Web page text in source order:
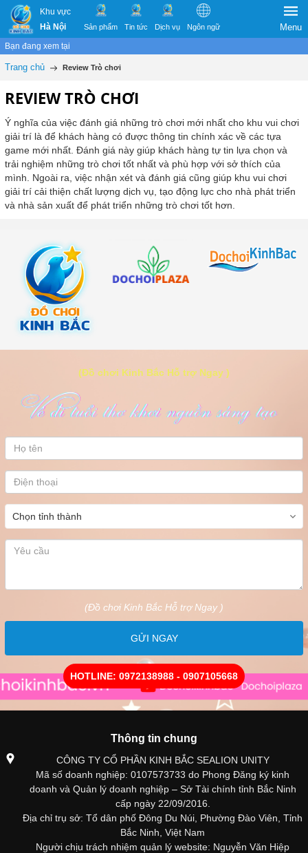
Khu vực
Hà Nội
Sản phẩm Tin tức Dịch vụ Ngôn ngữ Menu
Bạn đang xem tại
Trang chủ Review Trò chơi
REVIEW TRÒ CHƠI
Ý nghĩa của việc đánh giá những trò chơi mới nhất cho khu vui chơi
giải trí là để khách hàng có được thông tin chính xác về các tựa
game mới nhất. Đánh giá này giúp khách hàng tự tin lựa chọn và
trải nghiệm những trò chơi tốt nhất và phù hợp với sở thích của
mình. Ngoài ra, việc nhận xét và đánh giá cũng giúp khu vui chơi
giải trí cải thiện chất lượng dịch vụ, tạo động lực cho nhà phát triển
và nhà sản xuất để phát triển những trò chơi tốt hơn.
(Đồ chơi Kinh Bắc Hỗ trợ Ngay )
(Đồ chơi Kinh Bắc Hỗ trợ Ngay )
GỬI NGAY
HOTLINE: 0972138988 - 0907105668
Thông tin chung
CÔNG TY CỔ PHẦN KINH BẮC SEALION UNITY
Mã số doanh nghiệp: 0107573733 do Phong Đăng ký kinh
doanh và Quản lý doanh nghiệp – Sở Tài chính tỉnh Bắc Ninh
cấp ngày 22/09/2016.
Địa chỉ trụ sở: Tổ dân phố Đông Du Núi, Phường Đào Viên, Tỉnh
Bắc Ninh, Việt Nam
Người chịu trách nhiệm quản lý website: Nguyễn Văn Hiệp